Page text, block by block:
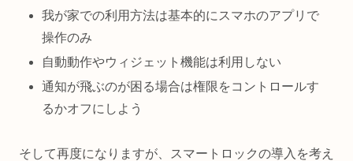
我が家での利用方法は基本的にスマホのアプリで
操作のみ
自動動作やウィジェット機能は利用しない
通知が飛ぶのが困る場合は権限をコントロールす
るかオフにしよう
そして再度になりますが、スマートロックの導入を考え